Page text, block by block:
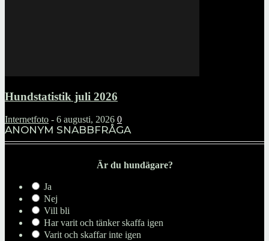
Hundstatistik juli 2026
Internetfoto - 6 augusti, 2026 0
ANONYM SNABBFRÅGA
Är du hundägare?
Ja
Nej
Vill bli
Har varit och tänker skaffa igen
Varit och skaffar inte igen